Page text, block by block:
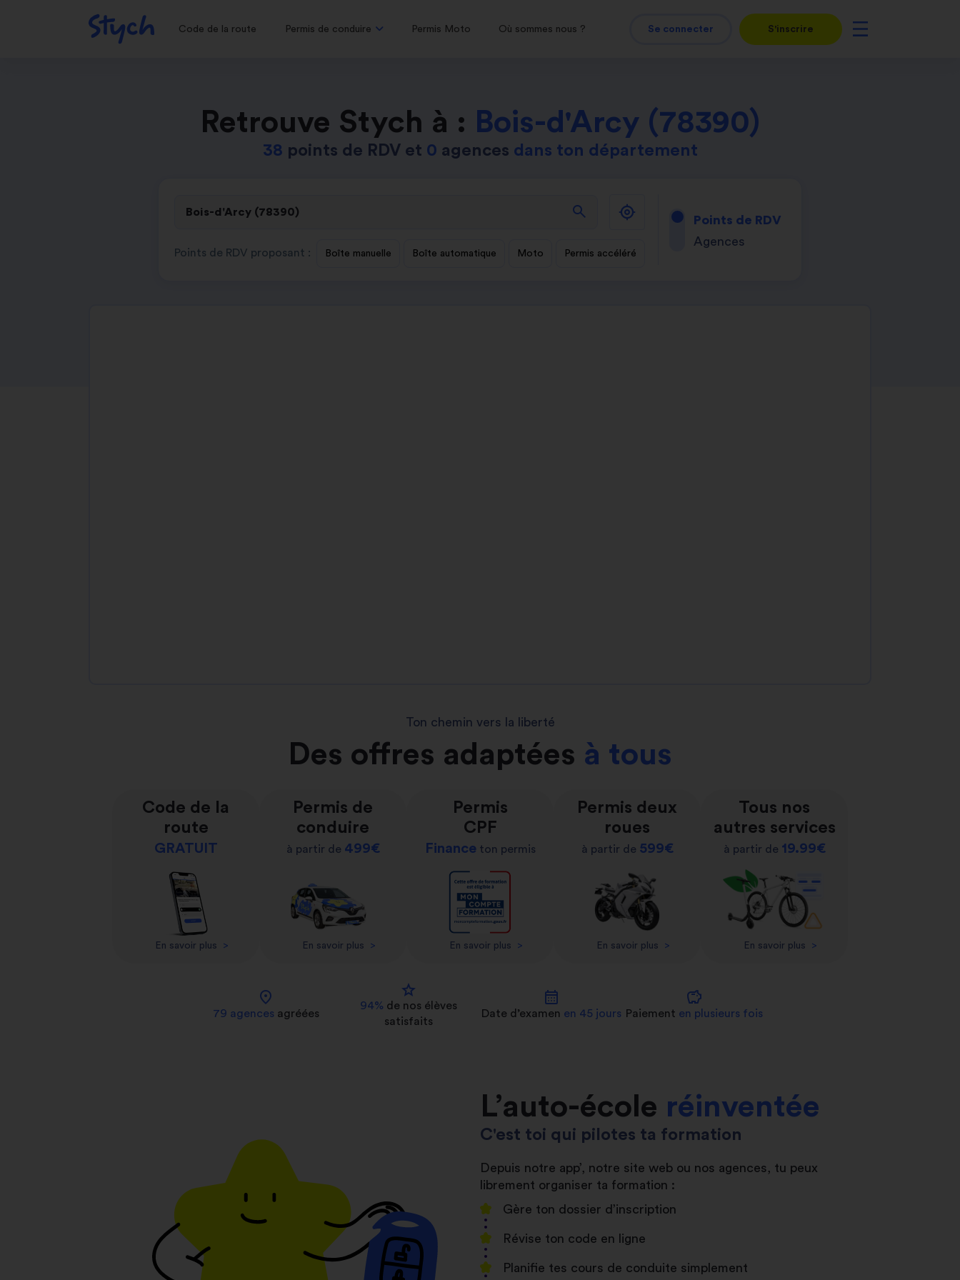
Code de la route Permis de conduire Permis Moto Où sommes nous ? Se connecter S'inscrire
Retrouve Stych à : Bois-d'Arcy (78390)
38 points de RDV et 0 agences dans ton département
search
Points de RDV proposant : Boîte manuelle Boîte automatique Moto Permis accéléré
Points de RDV
Agences
Ton chemin vers la liberté
Des offres adaptées à tous
Code de la
route
GRATUIT
En savoir plus >
Permis de
conduire
à partir de 499€
En savoir plus >
Permis
CPF
Financeton permis
En savoir plus >
Permis deux
roues
à partir de 599€
En savoir plus >
Tous nos
autres services
à partir de 19.99€
En savoir plus >
location_on
79 agences agréées
star
94% de nos élèves
satisfaits
calendar_month
Date d’examen en 45 jours
savings
Paiement en plusieurs fois
L’auto-école réinventée
C'est toi qui pilotes ta formation
Depuis notre app’, notre site web ou nos agences, tu peux
librement organiser ta formation :
Gère ton dossier d’inscription
Révise ton code en ligne
Planifie tes cours de conduite simplement